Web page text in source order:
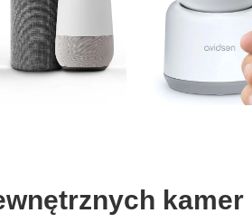
kamer